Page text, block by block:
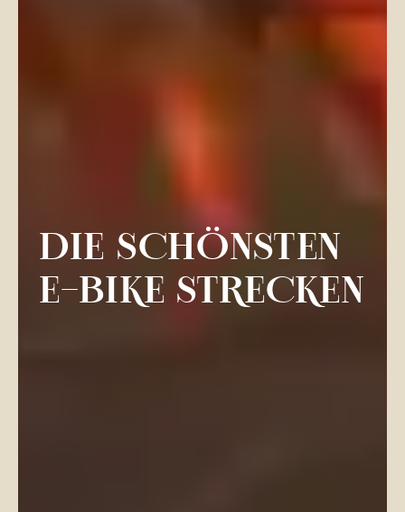
DIE SCHÖNSTEN
E-BIKE STRECKEN